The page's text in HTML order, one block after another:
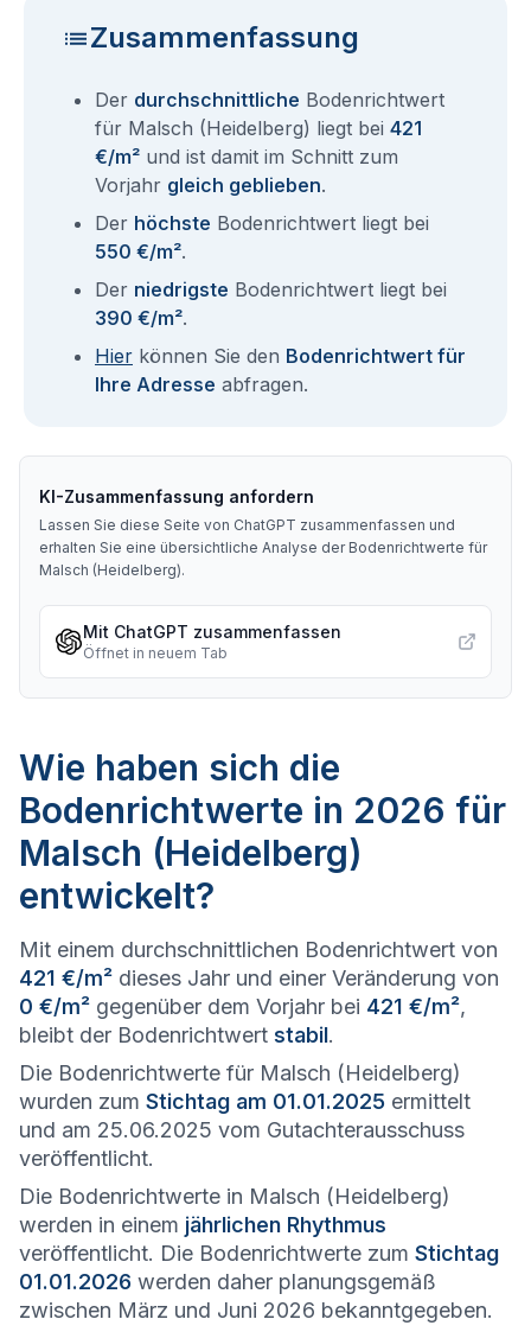
Zusammenfassung
Der durchschnittliche Bodenrichtwert
für Malsch (Heidelberg) liegt bei 421
€/m² und ist damit im Schnitt zum
Vorjahr gleich geblieben.
Der höchste Bodenrichtwert liegt bei
550 €/m².
Der niedrigste Bodenrichtwert liegt bei
390 €/m².
Hier können Sie den Bodenrichtwert für
Ihre Adresse abfragen.
KI-Zusammenfassung anfordern
Lassen Sie diese Seite von ChatGPT zusammenfassen und
erhalten Sie eine übersichtliche Analyse der Bodenrichtwerte für
Malsch (Heidelberg).
Mit ChatGPT zusammenfassen
Öffnet in neuem Tab
Wie haben sich die
Bodenrichtwerte in 2026 für
Malsch (Heidelberg)
entwickelt?
Mit einem durchschnittlichen Bodenrichtwert von
421 €/m² dieses Jahr und einer Veränderung von
0 €/m² gegenüber dem Vorjahr bei 421 €/m²,
bleibt der Bodenrichtwert stabil.
Die Bodenrichtwerte für Malsch (Heidelberg)
wurden zum Stichtag am 01.01.2025 ermittelt
und am 25.06.2025 vom Gutachterausschuss
veröffentlicht.
Die Bodenrichtwerte in Malsch (Heidelberg)
werden in einem jährlichen Rhythmus
veröffentlicht. Die Bodenrichtwerte zum Stichtag
01.01.2026 werden daher planungsgemäß
zwischen März und Juni 2026 bekanntgegeben.